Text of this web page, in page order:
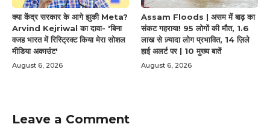
क्या केंद्र सरकार के आगे झुकी Meta?
Arvind Kejriwal का दावा- 'बिना
वजह भारत में रिस्ट्रिक्ट किया मेरा सोशल
मीडिया अकाउंट'
August 6, 2026
Assam Floods | असम में बाढ़ का
संकट गहराया! 95 लोगों की मौत, 1.6
लाख से ज़्यादा लोग प्रभावित, 14 ज़िले
हाई अलर्ट पर | 10 मुख्य बातें
August 6, 2026
Leave a Comment